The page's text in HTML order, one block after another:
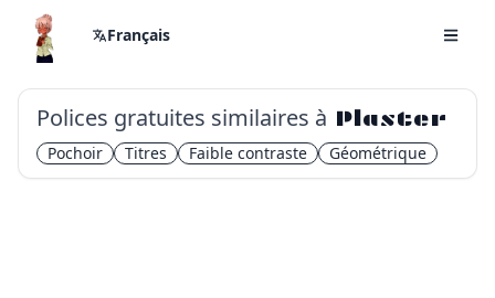
Français
Polices gratuites similaires à Plaster
Pochoir Titres Faible contraste Géométrique